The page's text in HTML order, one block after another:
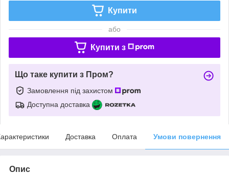
Купити
або
Купити з
Що таке купити з Пром?
Замовлення під захистом
Доступна доставка
Доставка Оплата Умови повернення
Опис